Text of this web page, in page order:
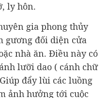
ly hôn.
gia phong thủy
gương đối diện cửa
nhà ăn. Điều này có
lưỡi dao ( cánh chữ
đẩy lùi các luồng
ảnh hưởng tới cuộc